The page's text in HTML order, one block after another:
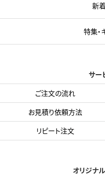
新
特集・
サー
ご注文の流れ
お見積り依頼方法
リピート注文
オリジナ